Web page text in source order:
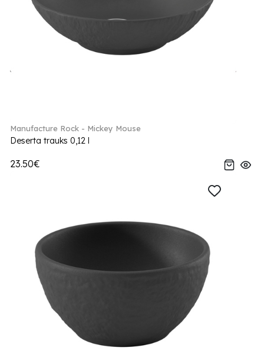
Manufacture Rock - Mickey Mouse
Deserta trauks 0,12 l
23.50€